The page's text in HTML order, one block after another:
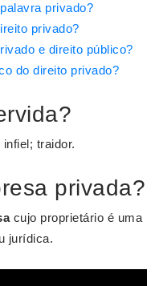
privado?
privado?
e direito público?
do direito privado?
traidor.
privada?
cujo proprietário é uma
jurídica.